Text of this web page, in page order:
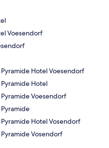
Voesendorf
Hotel Voesendorf
Hotel
Voesendorf
Hotel Vosendorf
Vosendorf